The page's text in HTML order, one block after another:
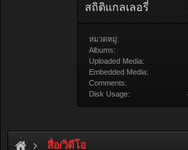
สถิติแกลเลอรี่
หมวดหมู่:
Albums:
Uploaded Media:
Embedded Media:
Comments:
Disk Usage:
สื่อ/วิดีโอ